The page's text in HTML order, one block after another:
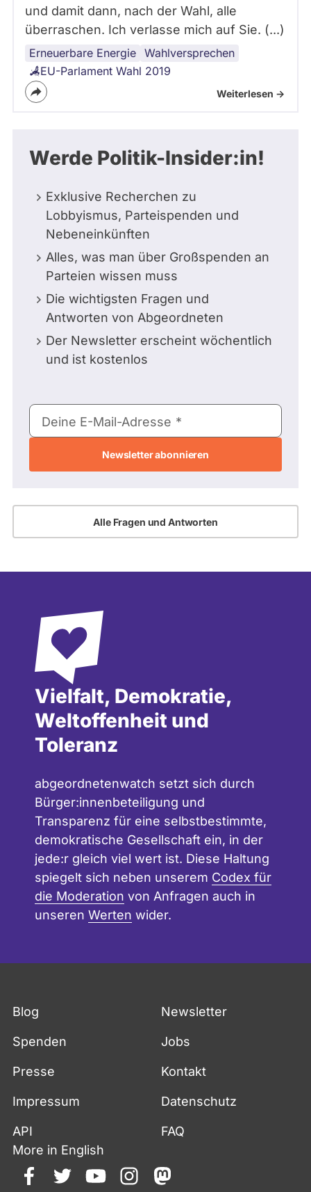
und damit dann, nach der Wahl, alle
überraschen. Ich verlasse mich auf Sie. (...)
Erneuerbare Energie Wahlversprechen
EU-Parlament Wahl 2019
Weiterlesen ->
Werde Politik-Insider:in!
Exklusive Recherchen zu
Lobbyismus, Parteispenden und
Nebeneinkünften
Alles, was man über Großspenden an
Parteien wissen muss
Die wichtigsten Fragen und
Antworten von Abgeordneten
Der Newsletter erscheint wöchentlich
und ist kostenlos
E-
Mail-
Deine E-Mail-Adresse
Alle Fragen und Antworten
Vielfalt, Demokratie,
Weltoffenheit und
Toleranz
abgeordnetenwatch setzt sich durch
Bürger:innenbeteiligung und
Transparenz für eine selbstbestimmte,
demokratische Gesellschaft ein, in der
jede:r gleich viel wert ist. Diese Haltung
spiegelt sich neben unserem Codex für
die Moderation von Anfragen auch in
unseren Werten wider.
Blog Newsletter
Spenden Jobs
Presse Kontakt
Impressum Datenschutz
API
FAQ
More in English
facebooktwitteryoutubeinstagrammastodon